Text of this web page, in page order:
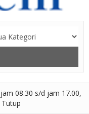
08.30 s/d jam 17.00,